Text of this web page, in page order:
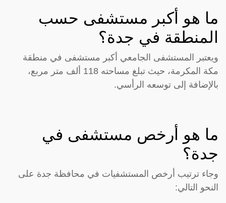
ما هو أكبر مستشفى حسب
المنطقة في جدة؟
ويعتبر المستشفى الجامعي أكبر مستشفى في منطقة
مكة المكرمة، حيث تبلغ مساحته 118 ألف متر مربع،
بالإضافة إلى توسعه الرأسي.
ما هو أرخص مستشفى في
جدة؟
وجاء ترتيب أرخص المستشفيات في محافظة جدة على
النحو التالي: